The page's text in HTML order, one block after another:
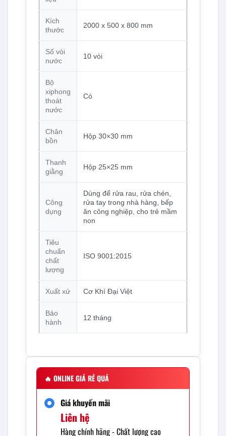
Kích
thước
2000 x 500 x 800 mm
Số vòi
nước
10 vòi
Bộ
xiphong
thoát
nước
Có
Chân
bồn
Hộp 30×30 mm
Thanh
giằng
Hộp 25×25 mm
Công
dụng
Dùng để rửa rau, rửa chén,
rửa tay trong nhà hàng, bếp
ăn công nghiệp, cho trẻ mầm
non
Tiêu
chuẩn
chất
lượng
ISO 9001:2015
Xuất xứ Cơ Khí Đại Việt
Bảo
hành
12 tháng
🔥 ONLINE GIÁ RẺ QUÁ
Giá khuyến mãi
Liên hệ
Hàng chính hãng - Chất lượng cao